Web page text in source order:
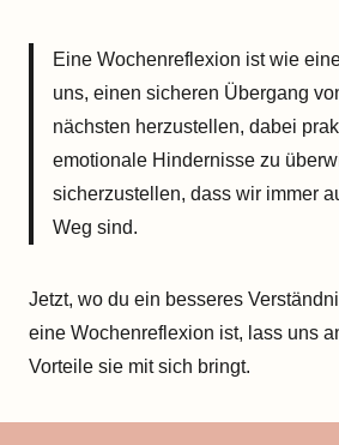
Eine Wochenreflexion ist wie
uns, einen sicheren Übergang
nächsten herzustellen, dabei
emotionale Hindernisse zu
sicherzustellen, dass wir immer
Weg sind.
Jetzt, wo du ein besseres
eine Wochenreflexion ist, lass uns
Vorteile sie mit sich bringt.